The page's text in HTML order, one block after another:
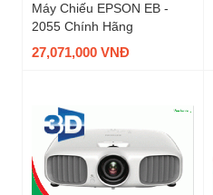
Máy Chiếu EPSON EB -
2055 Chính Hãng
27,071,000 VNĐ